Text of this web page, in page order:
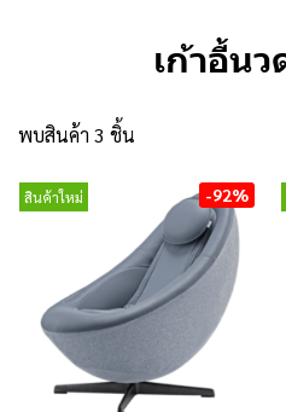
เก้าอี้น
พบสินค้า 3 ชิ้น
สินค้าใหม่ -92%